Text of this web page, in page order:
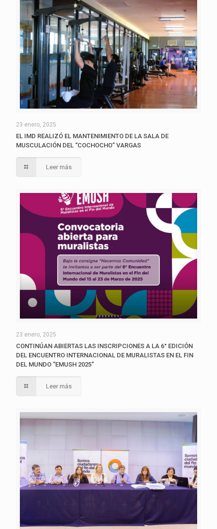
23 enero, 2025
EL IMD REALIZÓ EL MANTENIMIENTO DE LA SALA DE
MUSCULACIÓN DEL “COCHOCHO” VARGAS
Leer más
23 enero, 2025
CONTINÚAN ABIERTAS LAS INSCRIPCIONES A LA 6° EDICIÓN
DEL ENCUENTRO INTERNACIONAL DE MURALISTAS EN EL FIN
DEL MUNDO “EMUSH 2025”
Leer más